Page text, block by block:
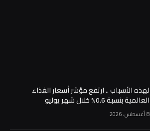
لهذه الأسباب .. ارتفع مؤشر أسعار الغذاء
العالمية بنسبة 0.6% خلال شهر يوليو
8 أغسطس، 2026